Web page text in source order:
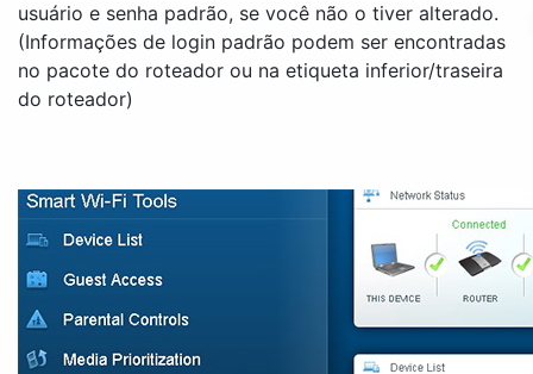
usuário e senha padrão, se você não o tiver alterado.
(Informações de login padrão podem ser encontradas
no pacote do roteador ou na etiqueta inferior/traseira
do roteador)